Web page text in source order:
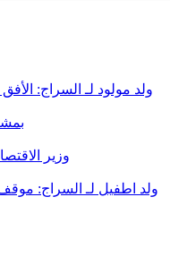
ولد مولود لـ السراج:
وزير
ولد اطفيل لـ السراج: